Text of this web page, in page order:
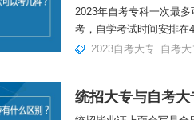
2023年自考专科一次最
考，自学考试时间安排在
2023自考大专 自考
统招大专与自考大